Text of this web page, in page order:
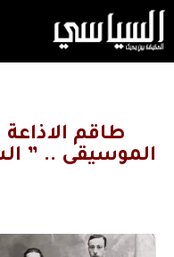
طاقم
الموسيقى .. ”